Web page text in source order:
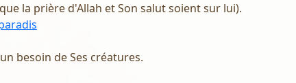
la prière d'Allah et Son salut soient sur lui).
besoin de Ses créatures.